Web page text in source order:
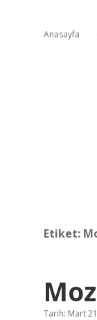
Anasayfa
Etiket:
Tarih: Mart